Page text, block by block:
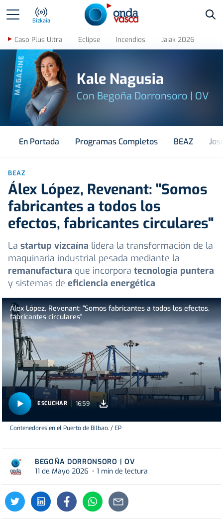
Bizkaia
Caso Plus Ultra Eclipse Incendios Jaiak 2026
MAGAZINE Kale Nagusia
Con Begoña Dorronsoro | OV
En Portada Programas Completos BEAZ
BEAZ
Álex López, Revenant: "Somos
fabricantes a todos los
efectos, fabricantes circulares"
La startup vizcaína lidera la transformación de la
maquinaria industrial pesada mediante la
remanufactura que incorpora tecnología puntera
y sistemas de eficiencia energética
Álex López, Revenant: "Somos fabricantes a todos los efectos,
fabricantes circulares"
ESCUCHAR 16:59
Contenedores en el Puerto de Bilbao. / EP
BEGOÑA DORRONSORO | OV
11 de Mayo 2026
1 min de lectura